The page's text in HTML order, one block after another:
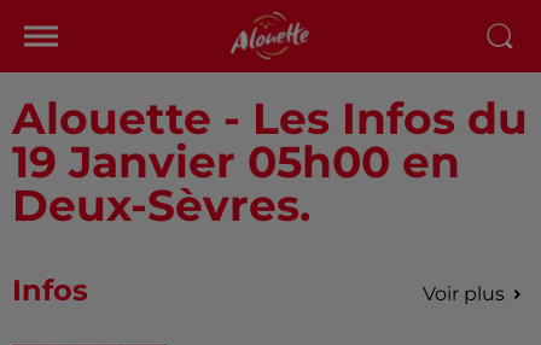
Alouette - Les Infos du
19 Janvier 05h00 en
Deux-Sèvres.
Infos Voir plus